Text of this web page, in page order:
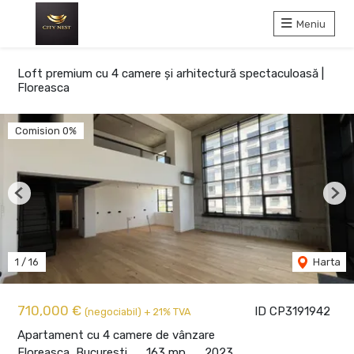
Meniu
Loft premium cu 4 camere și arhitectură spectaculoasă |
Floreasca
ID CP3191942
710,000 € (negociabil) + 21% TVA
Apartament cu 4 camere de vânzare
Comision 0%
1 / 16 Harta
Previous